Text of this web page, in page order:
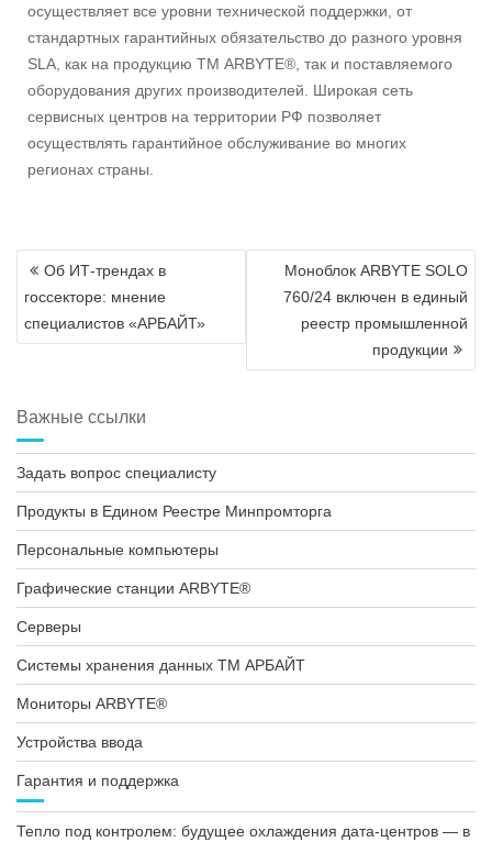
осуществляет все уровни технической поддержки, от
стандартных гарантийных обязательство до разного уровня
SLA, как на продукцию ТМ ARBYTE®, так и поставляемого
оборудования других производителей. Широкая сеть
сервисных центров на территории РФ позволяет
осуществлять гарантийное обслуживание во многих
регионах страны.
Навигация
Об ИТ-трендах в
госсекторе: мнение
специалистов «АРБАЙТ»
Моноблок ARBYTE SOLO
760/24 включен в единый
реестр промышленной
продукции
Важные ссылки
Задать вопрос специалисту
Продукты в Едином Реестре Минпромторга
Персональные компьютеры
Графические станции ARBYTE®
Серверы
Системы хранения данных ТМ АРБАЙТ
Мониторы ARBYTE®
Устройства ввода
Гарантия и поддержка
Тепло под контролем: будущее охлаждения дата-центров — в